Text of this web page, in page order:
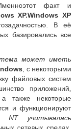
факт и
XP.Windows XP
В её
базировались все
может иметь
, с некоторыми
файловых систем
приложений,
также некоторые
и функционируют
NT учитывалась